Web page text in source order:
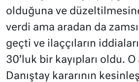
olduğuna ve
verdi ama aradan da
geçti ve ilaççıların
30’luk bir kayıpları oldu. O
Danıştay kararının